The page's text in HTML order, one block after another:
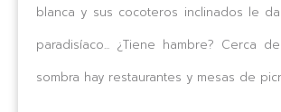
blanca y sus cocoteros inclinados le
paradisíaco... ¿Tiene hambre? Cerca
sombra hay restaurantes y mesas de